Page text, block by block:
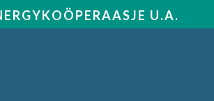
U.A.